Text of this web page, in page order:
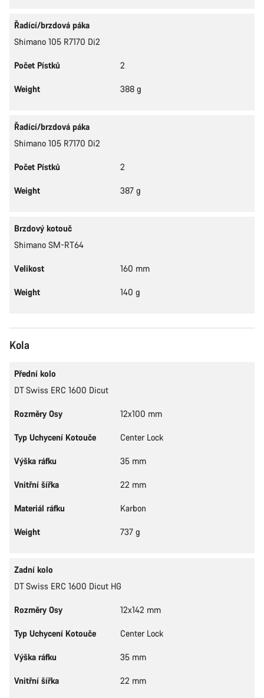
Řadící/brzdová páka
Shimano 105 R7170 Di2
Počet Pístků 2
Weight 388 g
Řadící/brzdová páka
Shimano 105 R7170 Di2
Počet Pístků 2
Weight 387 g
Brzdový kotouč
Shimano SM-RT64
Velikost 160 mm
Weight 140 g
Kola
Přední kolo
DT Swiss ERC 1600 Dicut
Rozměry Osy 12x100 mm
Typ Uchycení Kotouče Center Lock
Výška ráfku 35 mm
Vnitřní šířka 22 mm
Materiál ráfku Karbon
Weight 737 g
Zadní kolo
DT Swiss ERC 1600 Dicut HG
Rozměry Osy 12x142 mm
Typ Uchycení Kotouče Center Lock
Výška ráfku 35 mm
Vnitřní šířka 22 mm